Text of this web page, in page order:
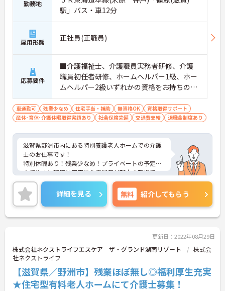
勤務地
駅」バス・車12分
雇用形態 正社員(正職員)
応募要件
■介護福祉士、介護職員実務者研修、介護
職員初任者研修、ホームヘルパー1級、ホー
ムヘルパー2級いずれかの資格をお持ちの方
※無資格相談可能 ■普通自動車運転免許（A
T限定可）
車通勤可 残業少なめ 住宅手当・補助 無資格OK
資格取得サポート
産休･育休･介護休暇取得実績あり
社会保険完備 交通費支給 退職金制度あり
滋賀県野洲市内にある特別養護老人ホームでの介護
士のお仕事です！
特別休暇あり！残業少なめ！プライベートの予定も
立てやすい環境と家庭的な雰囲気が魅力の職場で
す！
ご興味ある方には、面接のポイントなど、さらに詳
細をお話致しますのでお気軽にご相談ください。
詳細を見る 無料 紹介してもらう
更新日：2022年08月29日
株式会社ネクストライフエスケア ザ・グランド湖南リゾート
株式会
社ネクストライフ
【滋賀県／野洲市】残業ほぼ無し◎福利厚生充実
★住宅型有料老人ホームにて介護士募集！